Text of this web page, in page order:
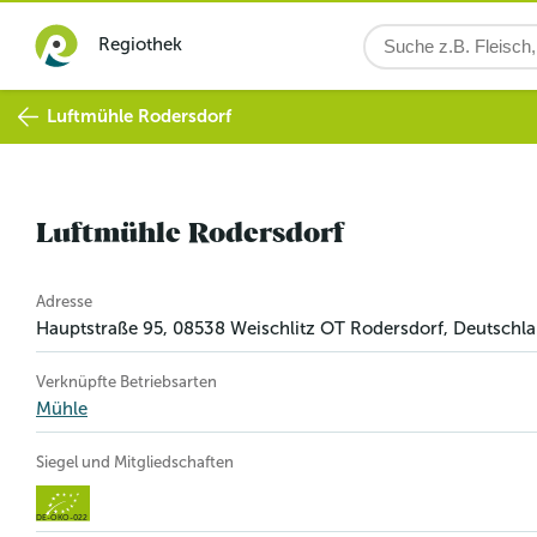
Regiothek
Luftmühle Rodersdorf
Luftmühle Rodersdorf
Betriebsinformation
Adresse
Hauptstraße 95, 08538 Weischlitz OT Rodersdorf,
Verknüpfte Betriebsarten
Mühle
Siegel und Mitgliedschaften
DE-ÖKO-022